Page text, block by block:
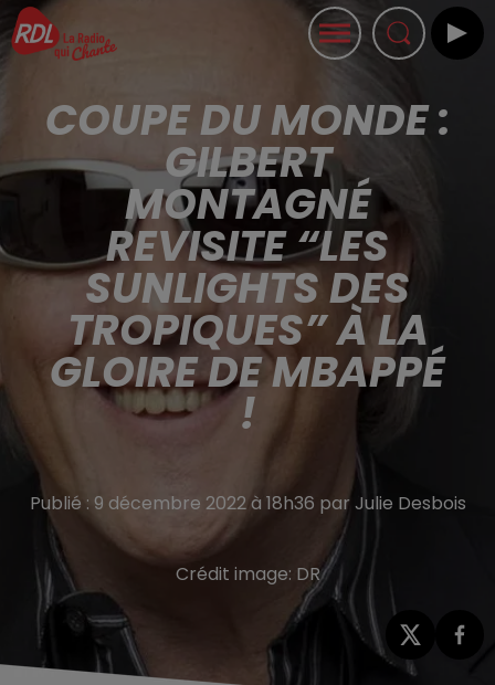
COUPE DU MONDE :
GILBERT
MONTAGNÉ
REVISITE “LES
SUNLIGHTS DES
TROPIQUES” À LA
GLOIRE DE MBAPPÉ
!
Publié : 9 décembre 2022 à 18h36 par Julie Desbois
Crédit image: DR